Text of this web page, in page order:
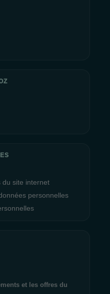
du site internet
personnelles
et les offres du